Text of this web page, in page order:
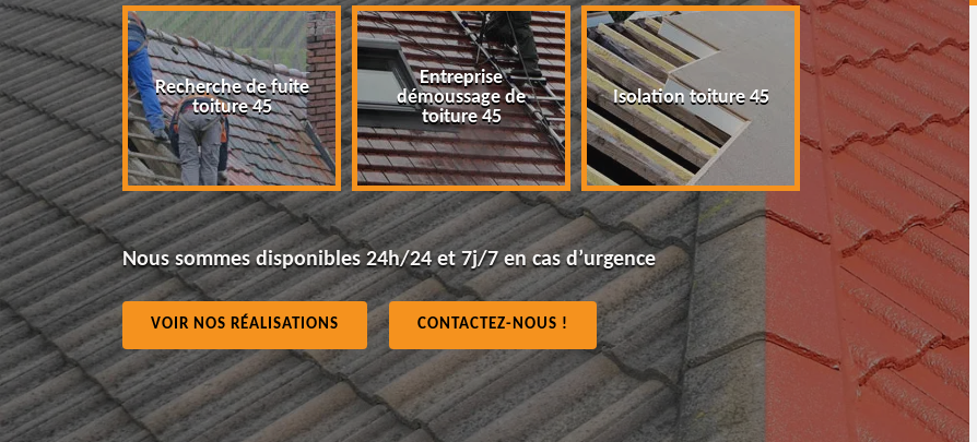
45
Recherche de fuite
toiture 45
Entreprise
démoussage de
toiture 45
Isolation toiture 45
Peinture tuile et
toiture 45
Nous sommes disponibles 24h/24 et 7j/7 en cas d’urgence
VOIR NOS RÉALISATIONS CONTACTEZ-NOUS !